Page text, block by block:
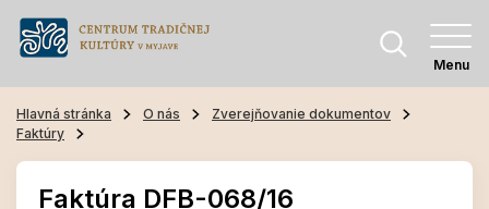
Menu
Hlavná stránka O nás
Zverejňovanie dokumentov
Faktúry
Faktúra DFB-068/16